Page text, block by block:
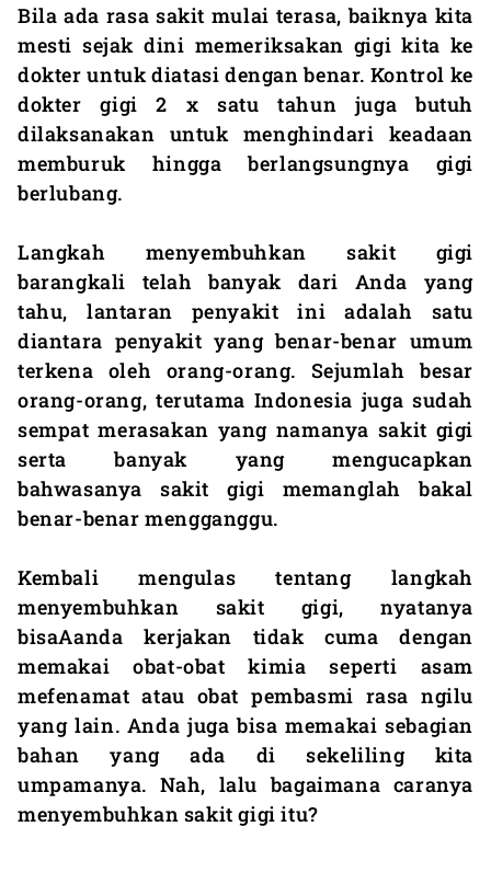
Bila ada rasa sakit mulai terasa, baiknya kita
mesti sejak dini memeriksakan gigi kita ke
dokter untuk diatasi dengan benar. Kontrol ke
dokter gigi 2 x satu tahun juga butuh
dilaksanakan untuk menghindari keadaan
memburuk hingga berlangsungnya gigi
berlubang.
Langkah menyembuhkan sakit gigi
barangkali telah banyak dari Anda yang
tahu, lantaran penyakit ini adalah satu
diantara penyakit yang benar-benar umum
terkena oleh orang-orang. Sejumlah besar
orang-orang, terutama Indonesia juga sudah
sempat merasakan yang namanya sakit gigi
serta banyak yang mengucapkan
bahwasanya sakit gigi memanglah bakal
benar-benar mengganggu.
Kembali mengulas tentang langkah
menyembuhkan sakit gigi, nyatanya
bisaAanda kerjakan tidak cuma dengan
memakai obat-obat kimia seperti asam
mefenamat atau obat pembasmi rasa ngilu
yang lain. Anda juga bisa memakai sebagian
bahan yang ada di sekeliling kita
umpamanya. Nah, lalu bagaimana caranya
menyembuhkan sakit gigi itu?